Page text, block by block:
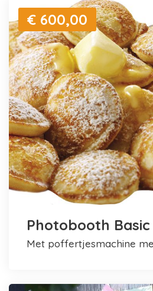
€ 600,00
Photobooth Basic
met poffertjesmachine